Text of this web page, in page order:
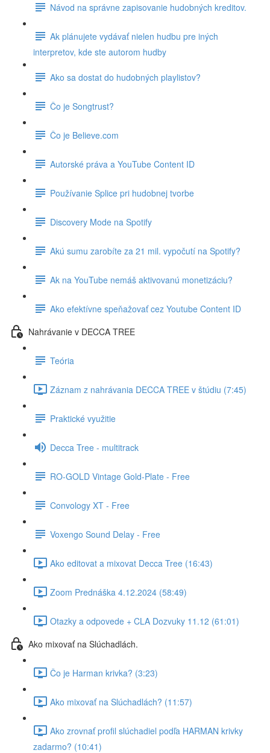
Návod na správne zapisovanie hudobných kreditov.
Ak plánujete vydávať nielen hudbu pre iných
interpretov, kde ste autorom hudby
Ako sa dostat do hudobných playlistov?
Čo je Songtrust?
Čo je Believe.com
Autorské práva a YouTube Content ID
Používanie Splice pri hudobnej tvorbe
Discovery Mode na Spotify
Akú sumu zarobíte za 21 mil. vypočutí na Spotify?
Ak na YouTube nemáš aktivovanú monetizáciu?
Ako efektívne speňažovať cez Youtube Content ID
Nahrávanie v DECCA TREE
Teória
Záznam z nahrávania DECCA TREE v štúdiu (7:45)
Praktické využitie
Decca Tree - multitrack
RO-GOLD Vintage Gold-Plate - Free
Convology XT - Free
Voxengo Sound Delay - Free
Ako editovat a mixovat Decca Tree (16:43)
Zoom Prednáška 4.12.2024 (58:49)
Otazky a odpovede + CLA Dozvuky 11.12 (61:01)
Ako mixovať na Slúchadlách.
Čo je Harman krivka? (3:23)
Ako mixovať na Slúchadlách? (11:57)
Ako zrovnať profil slúchadiel podľa HARMAN krivky
zadarmo? (10:41)